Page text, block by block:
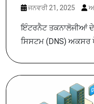
ਜਨਵਰੀ 21, 2025
ਇੰਟਰਨੈਟ ਤਕਨਾਲੋਜੀਆਂ ਦੇ
ਸਿਸਟਮ (DNS) ਅਕਸਰ